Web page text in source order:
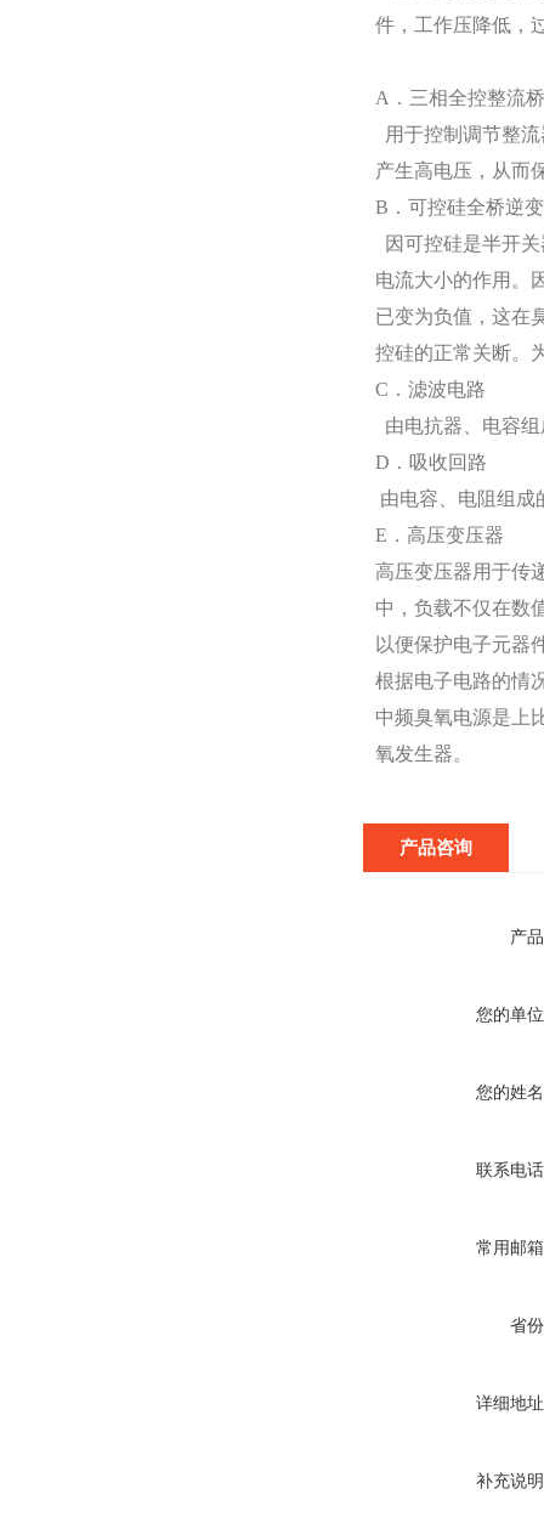
件，工作压降低，
A．三相全控整流桥
用于控制调节整
产生高电压，从而
B．可控硅全桥逆变
因可控硅是半开
电流大小的作用。
已变为负值，这在
控硅的正常关断。
C．滤波电路
由电抗器、电容
D．吸收回路
由电容、电阻组成
E．高压变压器
高压变压器用于传
中，负载不仅在数
以便保护电子元器
根据电子电路的情
中频臭氧电源是上
氧发生器。
产品咨询
产
您的单
您的姓
联系电
常用邮
省
详细地
补充说